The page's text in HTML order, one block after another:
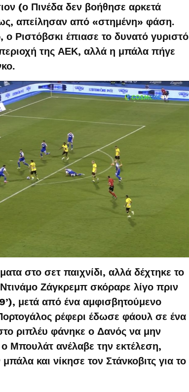
(ο Πινέδα δεν βοήθησε αρκετά
απείλησαν από «στημένη» φάση.
Ριστόβσκι έπιασε το δυνατό γυριστό
της ΑΕΚ, αλλά η μπάλα πήγε
στο σετ παιχνίδι, αλλά δέχτηκε το
Ζάγκρεμπ σκόραρε λίγο πριν
μετά από ένα αμφισβητούμενο
ρέφερι έδωσε φάουλ σε ένα
ριπλέυ φάνηκε ο Δανός να μην
ο Μπουλάτ ανέλαβε την εκτέλεση,
και νίκησε τον Στάνκοβιτς για το